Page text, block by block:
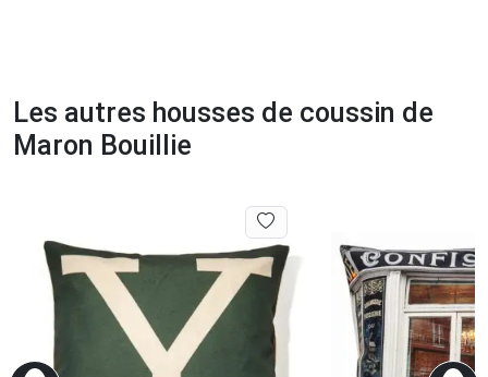
Les autres housses de coussin de
Maron Bouillie